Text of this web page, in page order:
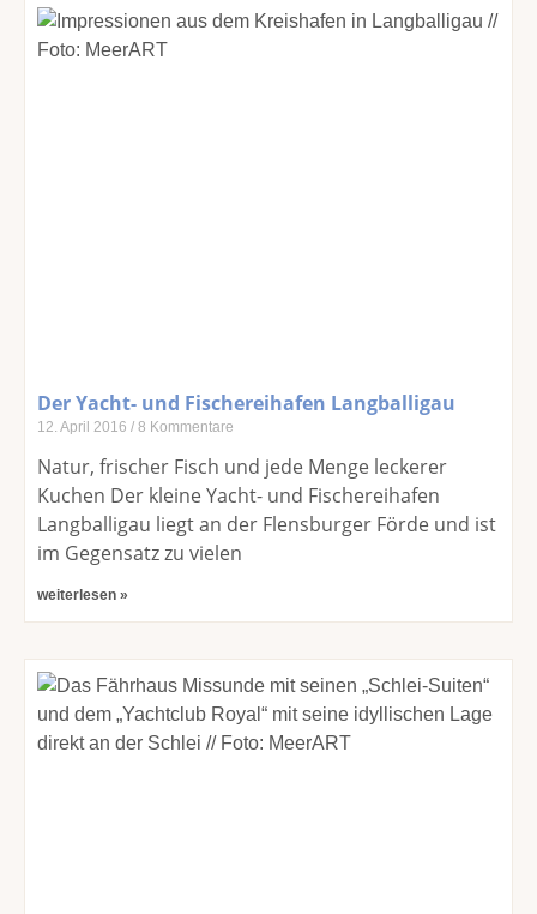
Der Yacht- und Fischereihafen Langballigau
12. April 2016 8 Kommentare
Natur, frischer Fisch und jede Menge leckerer
Kuchen Der kleine Yacht- und Fischereihafen
Langballigau liegt an der Flensburger Förde und ist
im Gegensatz zu vielen
weiterlesen »